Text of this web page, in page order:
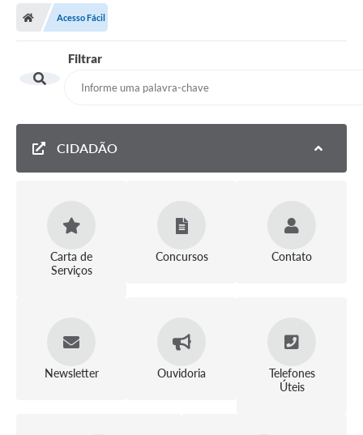
Acesso Fácil
Filtrar
CIDADÃO
Carta de
Serviços
Concursos Contato
Newsletter Ouvidoria
Telefones
Úteis